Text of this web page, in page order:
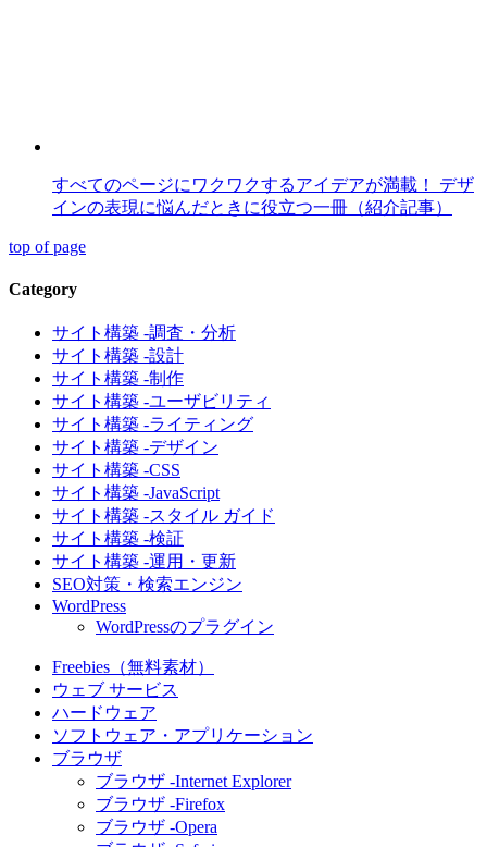
すべてのページにワクワクするアイデアが満載！ デザ
インの表現に悩んだときに役立つ一冊（紹介記事）
top of page
Category
サイト構築 -調査・分析
サイト構築 -設計
サイト構築 -制作
サイト構築 -ユーザビリティ
サイト構築 -ライティング
サイト構築 -デザイン
サイト構築 -CSS
サイト構築 -JavaScript
サイト構築 -スタイル ガイド
サイト構築 -検証
サイト構築 -運用・更新
SEO対策・検索エンジン
WordPress
WordPressのプラグイン
Freebies（無料素材）
ウェブ サービス
ハードウェア
ソフトウェア・アプリケーション
ブラウザ
ブラウザ -Internet Explorer
ブラウザ -Firefox
ブラウザ -Opera